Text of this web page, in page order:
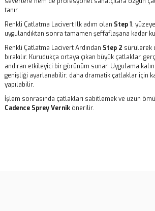
tanır.
Renkli Çatlatma Lacivert İlk adım olan Step 1 ,
uygulandıktan sonra tamamen şeffaflaşana kadar
Renkli Çatlatma Lacivert Ardından Step 2 sürülerek
bırakılır. Kurudukça ortaya çıkan büyük çatlaklar,
andıran etkileyici bir görünüm sunar. Uygulama
genişliği ayarlanabilir; daha dramatik çatlaklar için
yapılabilir.
İşlem sonrasında çatlakları sabitlemek ve uzun
Cadence Sprey Vernik önerilir.